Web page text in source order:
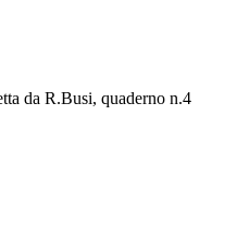
da R.Busi, quaderno n.4